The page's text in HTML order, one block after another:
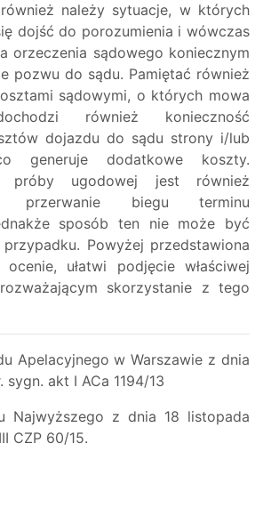
należy sytuacje, w których
dojść do porozumienia i wówczas
orzeczenia sądowego koniecznym
pozwu do sądu. Pamiętać również
sądowymi, o których mowa
również konieczność
dojazdu do sądu strony i/lub
generuje dodatkowe koszty.
próby ugodowej jest również
przerwanie biegu terminu
sposób ten nie może być
Powyżej przedstawiona
ułatwi podjęcie właściwej
skorzystanie z tego
Apelacyjnego w Warszawie z dnia
sygn. akt I ACa 1194/13
Najwyższego z dnia 18 listopada
CZP 60/15.